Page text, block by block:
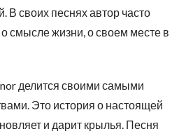
В своих песнях автор часто
смысле жизни, о своем месте в
делится своими самыми
Это история о настоящей
и дарит крылья. Песня